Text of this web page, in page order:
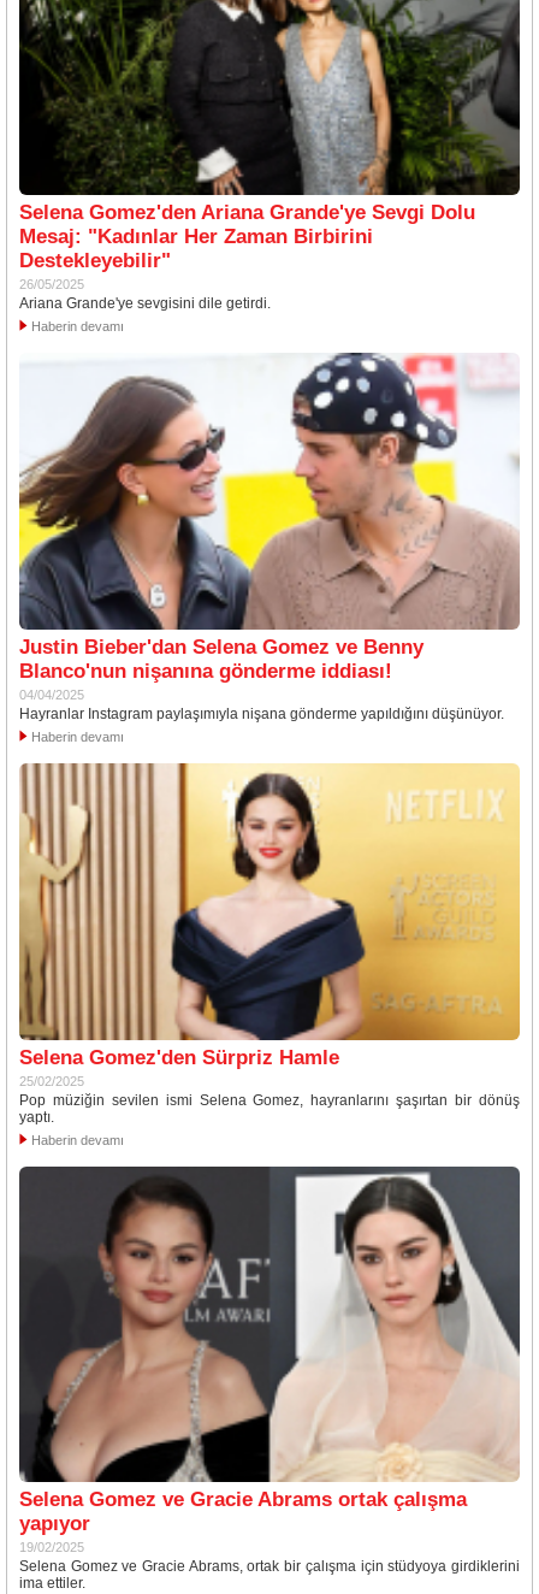
Selena Gomez'den Ariana Grande'ye Sevgi Dolu
Mesaj: "Kadınlar Her Zaman Birbirini
Destekleyebilir"
26/05/2025
Ariana Grande'ye sevgisini dile getirdi.
Haberin devamı
Justin Bieber'dan Selena Gomez ve Benny
Blanco'nun nişanına gönderme iddiası!
04/04/2025
Hayranlar Instagram paylaşımıyla nişana gönderme yapıldığını düşünüyor.
Haberin devamı
Selena Gomez'den Sürpriz Hamle
25/02/2025
Pop müziğin sevilen ismi Selena Gomez, hayranlarını şaşırtan bir dönüş
yaptı.
Haberin devamı
Selena Gomez ve Gracie Abrams ortak çalışma
yapıyor
19/02/2025
Selena Gomez ve Gracie Abrams, ortak bir çalışma için stüdyoya girdiklerini
ima ettiler.